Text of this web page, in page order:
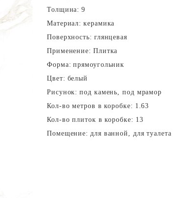
Толщина: 9
Материал: керамика
Поверхность: глянцевая
Применение: Плитка
Форма: прямоугольник
Цвет: белый
Рисунок: под камень, под мрамор
Кол-во метров в коробке: 1.63
Кол-во плиток в коробке: 13
Помещение: для ванной, для туалета